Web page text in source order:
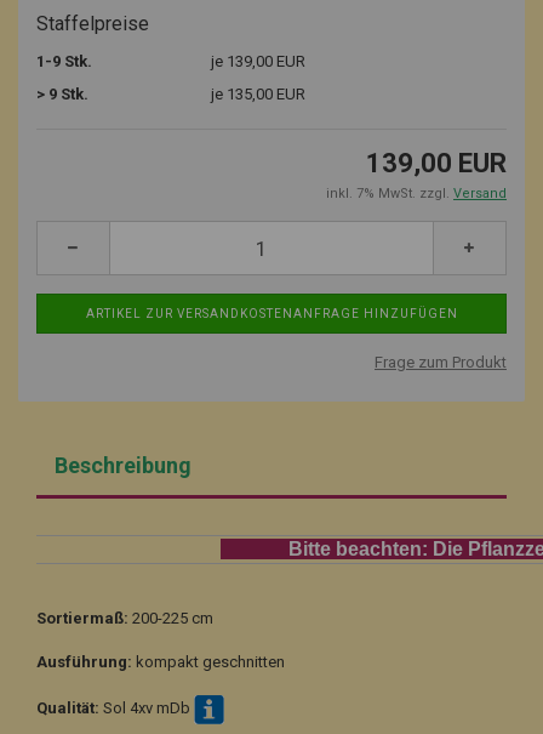
Staffelpreise
1-9 Stk.
je 139,00 EUR
> 9 Stk.
je 135,00 EUR
139,00 EUR
inkl. 7% MwSt. zzgl. Versand
Frage zum Produkt
Beschreibung
Bitte beachten: Die Pflanzzeit für
Sortiermaß: 200-225 cm
Ausführung: kompakt geschnitten
Qualität: Sol 4xv mDb